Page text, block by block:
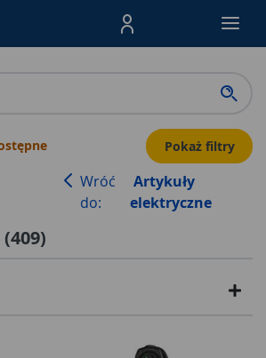
Menu Produktów,
Pokaż filtry
Wróć
do:
Artykuły
elektryczne
(409)